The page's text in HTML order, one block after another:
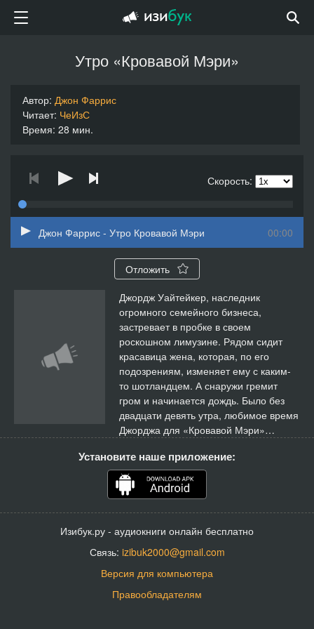
Утро «Кровавой Мэри»
Автор: Джон Фаррис
Читает: ЧеИзС
Время: 28 мин.
Скорость:
00:00
Джон Фаррис - Утро Кровавой Мэри
Отложить
Джордж Уайтейкер, наследник
огромного семейного бизнеса,
застревает в пробке в своем
роскошном лимузине. Рядом сидит
красавица жена, которая, по его
подозрениям, изменяет ему с каким-
то шотландцем. А снаружи гремит
гром и начинается дождь. Было без
двадцати девять утра, любимое время
Джорджа для «Кровавой Мэри»…
Установите наше приложение:
Изибук.ру - аудиокниги онлайн бесплатно
Связь: izibuk2000@gmail.com
Версия для компьютера
Правообладателям